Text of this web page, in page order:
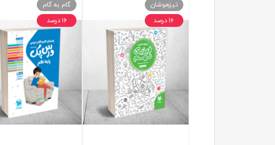
تیزهوشان
۱۶ درصد
گام به گام
۱۶ درصد